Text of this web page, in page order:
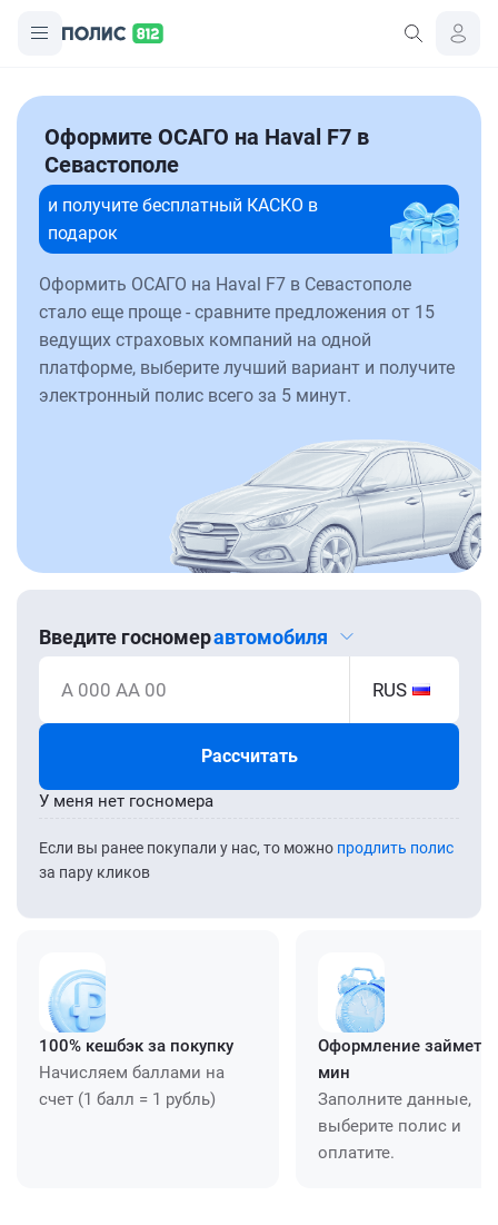
Оформите ОСАГО на Haval F7 в
Севастополе
и получите бесплатный КАСКО в
подарок
Оформить ОСАГО на Haval F7 в Севастополе
стало еще проще - сравните предложения от 15
ведущих страховых компаний на одной
платформе, выберите лучший вариант и получите
электронный полис всего за 5 минут.
Введите госномеравтомобиля
А 000 АА 00 RUS
Рассчитать
Если вы ранее покупали у нас, то можно продлить полис
за пару кликов
У меня нет госномера
100% кешбэк за покупку
Начисляем баллами на
счет (1 балл = 1 рубль)
Оформление займет
мин
Заполните данные,
выберите полис и
оплатите.